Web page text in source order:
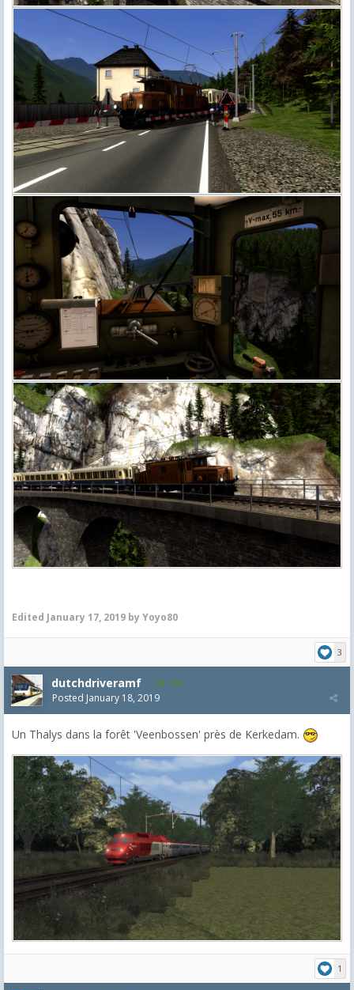
Edited January 17, 2019 by Yoyo80
3
dutchdriveramf 199
Posted January 18, 2019
Un Thalys dans la forêt 'Veenbossen' près de Kerkedam.
1